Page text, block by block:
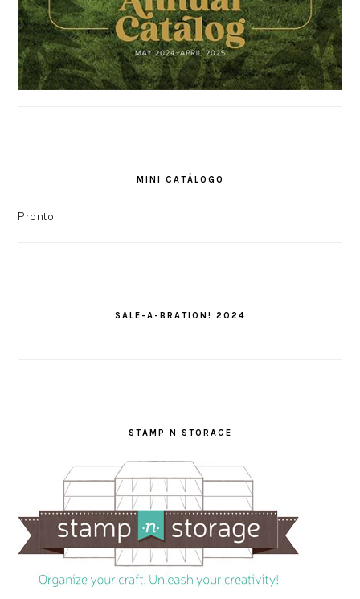
MINI CATÁLOGO
Pronto
SALE-A-BRATION! 2024
STAMP N STORAGE